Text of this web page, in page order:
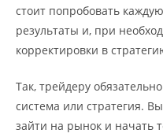
стоит попробовать
результаты и, при
корректировки в
Так, трейдеру
система или стратегия.
зайти на рынок и начать